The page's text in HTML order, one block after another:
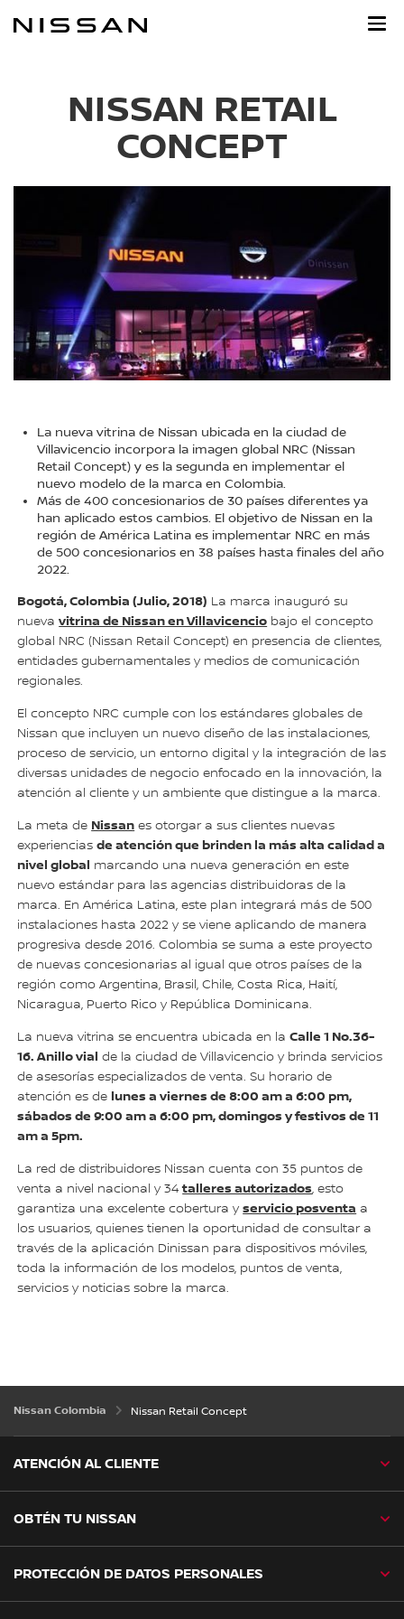
NISSAN RETAIL
CONCEPT
La nueva vitrina de Nissan ubicada en la ciudad de
Villavicencio incorpora la imagen global NRC (Nissan
Retail Concept) y es la segunda en implementar el
nuevo modelo de la marca en Colombia.
Más de 400 concesionarios de 30 países diferentes ya
han aplicado estos cambios. El objetivo de Nissan en la
región de América Latina es implementar NRC en más
de 500 concesionarios en 38 países hasta finales del año
2022.
Bogotá, Colombia (Julio, 2018) La marca inauguró su
nuevavitrina de Nissan en Villavicencio bajo el concepto
global NRC (Nissan Retail Concept) en presencia de clientes,
entidades gubernamentales y medios de comunicación
regionales.
El concepto NRC cumple con los estándares globales de
Nissan que incluyen un nuevo diseño de las instalaciones,
proceso de servicio, un entorno digital y la integración de las
diversas unidades de negocio enfocado en la innovación, la
atención al cliente y un ambiente que distingue a la marca.
La meta de Nissan es otorgar a sus clientes nuevas
experienciasde atención que brinden la más alta calidad a
nivel global marcando una nueva generación en este
nuevo estándar para las agencias distribuidoras de la
marca. En América Latina, este plan integrará más de 500
instalaciones hasta 2022 y se viene aplicando de manera
progresiva desde 2016. Colombia se suma a este proyecto
de nuevas concesionarias al igual que otros países de la
región como Argentina, Brasil, Chile, Costa Rica, Haití,
Nicaragua, Puerto Rico y República Dominicana.
La nueva vitrina se encuentra ubicada en laCalle 1 No.36-
16. Anillo vial de la ciudad de Villavicencio y brinda servicios
de asesorías especializados de venta. Su horario de
atención es de lunes a viernes de 8:00 am a 6:00 pm,
sábados de 9:00 am a 6:00 pm, domingos y festivos de 11
am a 5pm.
La red de distribuidores Nissan cuenta con 35 puntos de
venta a nivel nacional y 34talleres autorizados, esto
garantiza una excelente cobertura yservicio posventa a
los usuarios, quienes tienen la oportunidad de consultar a
través de la aplicación Dinissan para dispositivos móviles,
toda la información de los modelos, puntos de venta,
servicios y noticias sobre la marca.
Nissan Colombia Nissan Retail Concept
ATENCIÓN AL CLIENTE
OBTÉN TU NISSAN
PROTECCIÓN DE DATOS PERSONALES